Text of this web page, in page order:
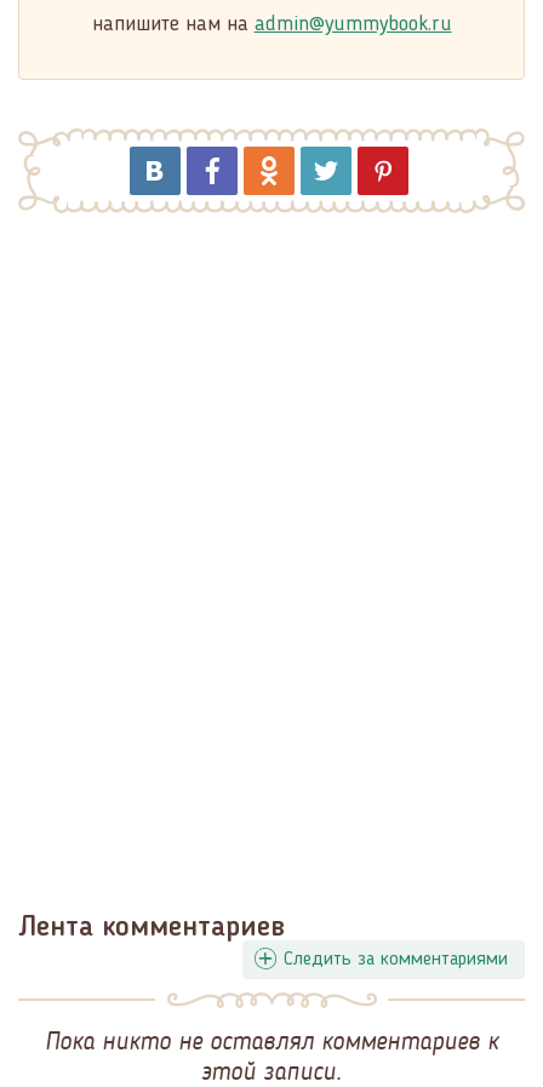
напишите нам на admin@yummybook.ru
Лента комментариев
Следить за комментариями
Пока никто не оставлял комментариев к
этой записи.